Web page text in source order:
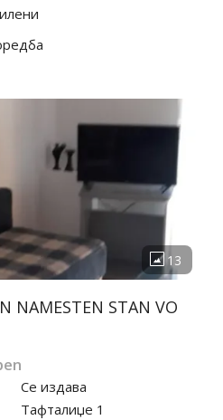
NAMESTEN STAN VO
Се издава
Тафталиџе 1